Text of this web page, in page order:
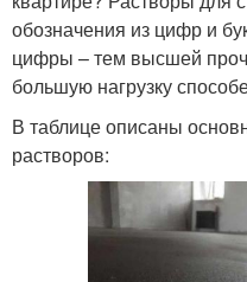
обозначения из цифр и
цифры – тем высшей
большую нагрузку
В таблице описаны
растворов: